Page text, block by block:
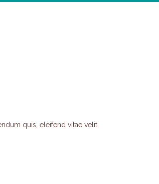
quis, eleifend vitae velit.